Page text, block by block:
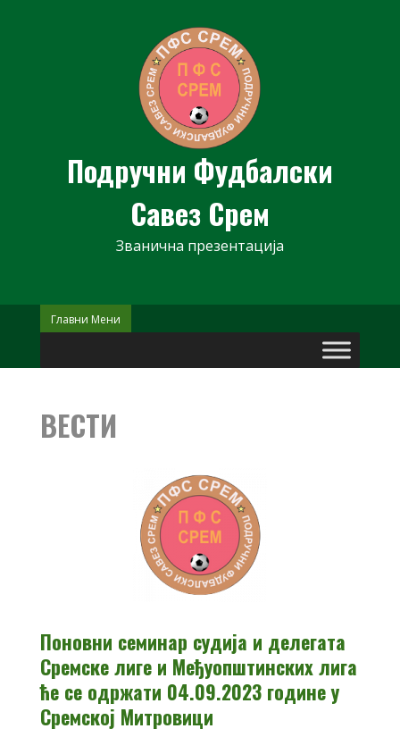
Подручни Фудбалски
Савез Срем
Званична презентација
Главни Мени
ВЕСТИ
Поновни семинар судија и делегата
Сремске лиге и Међуопштинских лига
ће се одржати 04.09.2023 године у
Сремској Митровици